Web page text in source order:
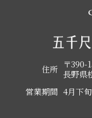
住所
〒390-
長野県
営業期間 4月下